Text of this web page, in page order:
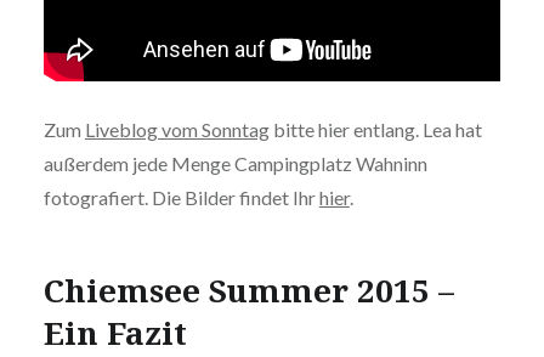
Zum Liveblog vom Sonntagbitte hier entlang. Lea hat
außerdem jede Menge Campingplatz Wahninn
fotografiert. Die Bilder findet Ihrhier.
Chiemsee Summer 2015 –
Ein Fazit